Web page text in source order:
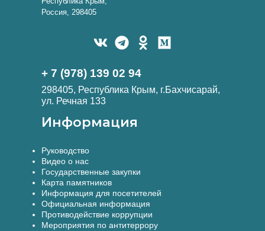
Россия, 298405
+ 7 (978) 139 02 94
298405, Республика Крым, г.Бахчисарай,
ул. Речная 133
Информация
Руководство
Видео о нас
Государственные закупки
Карта памятников
Информация для посетителей
Официальная информация
Противодействие коррупции
Мероприятия по антитеррору